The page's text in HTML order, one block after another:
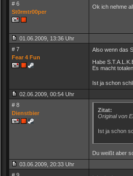
# 6
St0rmtr00per
Ok ich nehme
01.06.2009, 13:36 Uhr
# 7
Fear 4 Fun
Also wenn das
Habe
Es macht
Ist ja schon
02.06.2009, 00:54 Uhr
# 8
Dienstbier
Zitat:
Original von
Ist ja schon
Du weißt aber
03.06.2009, 20:33 Uhr